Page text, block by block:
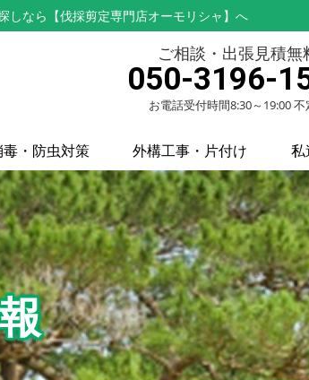
しなら【伐採剪定専門店オーモリシャ】へ
ご相談・出張見積無
050-3196-
お電話受付時間8:30～19:00 不
毒・防虫対策 外構工事・片付け 私